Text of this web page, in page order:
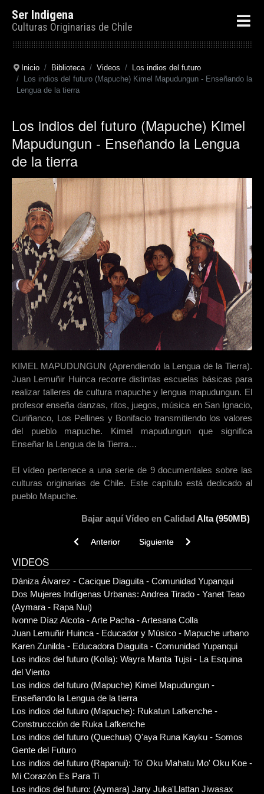
Ser Indigena
Culturas Originarias de Chile
Inicio Biblioteca Videos
Los indios del futuro
Los indios del futuro (Mapuche) Kimel Mapudungun - Enseñando la
Lengua de la tierra
Los indios del futuro (Mapuche) Kimel
Mapudungun - Enseñando la Lengua
de la tierra
KIMEL MAPUDUNGUN (Aprendiendo la Lengua de la Tierra).
Juan Lemuñir Huinca recorre distintas escuelas básicas para
realizar talleres de cultura mapuche y lengua mapudungun. El
profesor enseña danzas, ritos, juegos, música en San Ignacio,
Curiñanco, Los Pellines y Bonifacio transmitiendo los valores
del pueblo mapuche. Kimel mapudungun que significa
Enseñar la Lengua de la Tierra…
El vídeo pertenece a una serie de 9 documentales sobre las
culturas originarias de Chile. Este capítulo está dedicado al
pueblo Mapuche.
Bajar aquí Vídeo en Calidad Alta (950MB)
Previous article: Los indios del futuro: (Kawésqar)
Anterior Next article: Los indios del futuro
Siguiente
VIDEOS
Dániza Álvarez - Cacique Diaguita - Comunidad Yupanqui
Dos Mujeres Indígenas Urbanas: Andrea Tirado - Yanet Teao
(Aymara - Rapa Nui)
Ivonne Díaz Alcota - Arte Pacha - Artesana Colla
Juan Lemuñir Huinca - Educador y Músico - Mapuche urbano
Karen Zunilda - Educadora Diaguita - Comunidad Yupanqui
Los indios del futuro (Kolla): Wayra Manta Tujsi - La Esquina
del Viento
Los indios del futuro (Mapuche) Kimel Mapudungun -
Enseñando la Lengua de la tierra
Los indios del futuro (Mapuche): Rukatun Lafkenche -
Construccción de Ruka Lafkenche
Los indios del futuro (Quechua) Q'aya Runa Kayku - Somos
Gente del Futuro
Los indios del futuro (Rapanui): To' Oku Mahatu Mo' Oku Koe -
Mi Corazón Es Para Ti
Los indios del futuro: (Aymara) Jany Juka'Llattan Jiwasax